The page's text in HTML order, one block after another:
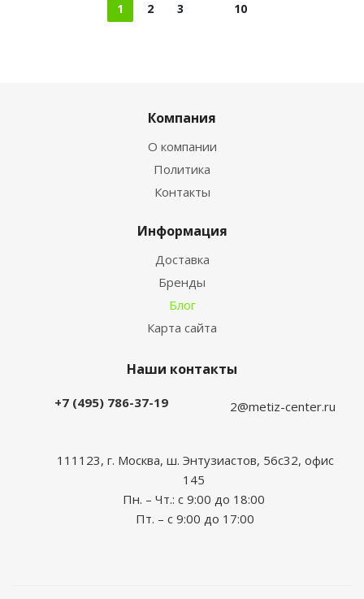
1 2 3 10
Компания
О компании
Политика
Контакты
Информация
Доставка
Бренды
Блог
Карта сайта
Наши контакты
+7 (495) 786-37-19 2@metiz-center.ru
111123, г. Москва, ш. Энтузиастов, 56с32, офис
145
Пн. – Чт.: с 9:00 до 18:00
Пт. – с 9:00 до 17:00